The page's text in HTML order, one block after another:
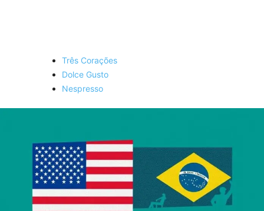
Três Corações
Dolce Gusto
Nespresso